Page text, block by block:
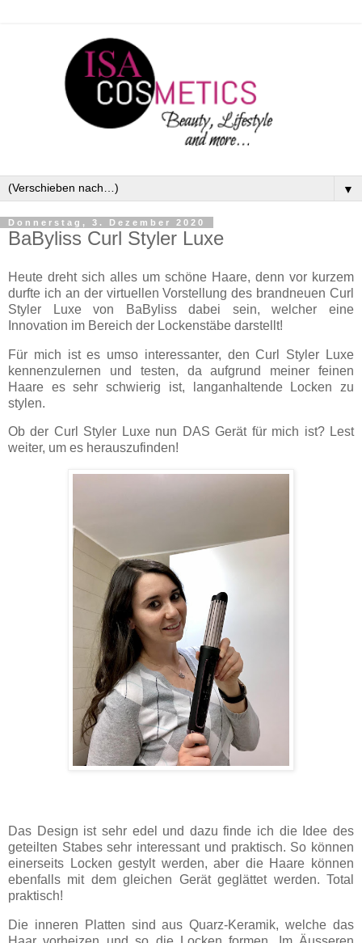
▼
Donnerstag, 3. Dezember 2020
BaByliss Curl Styler Luxe
Heute dreht sich alles um schöne Haare, denn vor kurzem
durfte ich an der virtuellen Vorstellung des brandneuen Curl
Styler Luxe von BaByliss dabei sein, welcher eine
Innovation im Bereich der Lockenstäbe darstellt!
Für mich ist es umso interessanter, den Curl Styler Luxe
kennenzulernen und testen, da aufgrund meiner feinen
Haare es sehr schwierig ist, langanhaltende Locken zu
stylen.
Ob der Curl Styler Luxe nun DAS Gerät für mich ist? Lest
weiter, um es herauszufinden!
Das Design ist sehr edel und dazu finde ich die Idee des
geteilten Stabes sehr interessant und praktisch. So können
einerseits Locken gestylt werden, aber die Haare können
ebenfalls mit dem gleichen Gerät geglättet werden. Total
praktisch!
Die inneren Platten sind aus Quarz-Keramik, welche das